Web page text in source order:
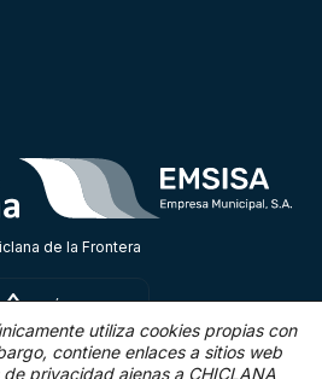
de la Frontera
SÁB 8 AGO
31.7ºCutiliza cookies propias con
contiene enlaces a sitios web
privacidad ajenas a CHICLANA